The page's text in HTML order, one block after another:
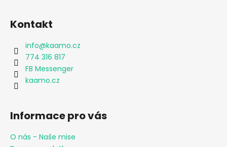
Kontakt
info@kaamo.cz
774 316 817
FB Messenger
kaamo.cz
Informace pro vás
O nás - Naše mise